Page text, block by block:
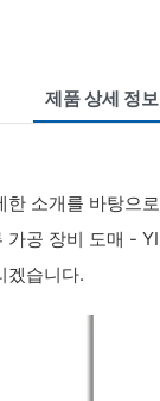
제품 상세 정보
한 소개를 바탕으
가공 장비 도매 -
겠습니다.